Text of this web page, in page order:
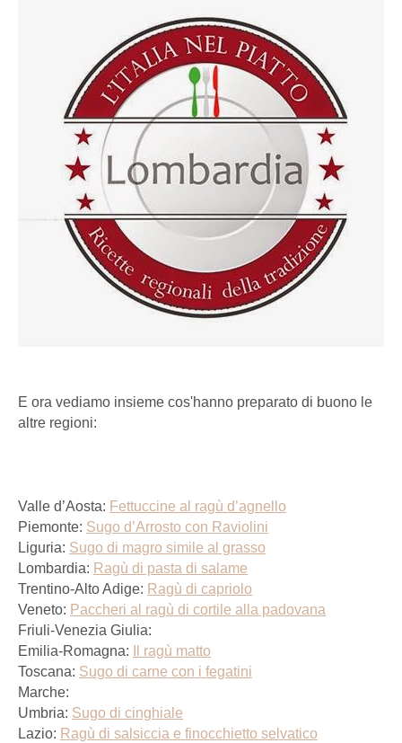
E ora vediamo insieme cos'hanno preparato di buono le
altre regioni:
Valle d’Aosta: Fettuccine al ragù d’agnello
Piemonte: Sugo d’Arrosto con Raviolini
Liguria: Sugo di magro simile al grasso
Lombardia: Ragù di pasta di salame
Trentino-Alto Adige: Ragù di capriolo
Veneto: Paccheri al ragù di cortile alla padovana
Friuli-Venezia Giulia:
Emilia-Romagna:
Il ragù matto
Toscana: Sugo di carne con i fegatini
Marche:
Umbria: Sugo di cinghiale
Lazio: Ragù di salsiccia e finocchietto selvatico